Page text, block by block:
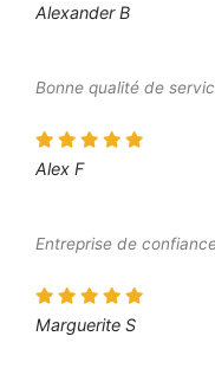
Alexander B
Bonne qualité de
Alex F
Entreprise de
Marguerite S